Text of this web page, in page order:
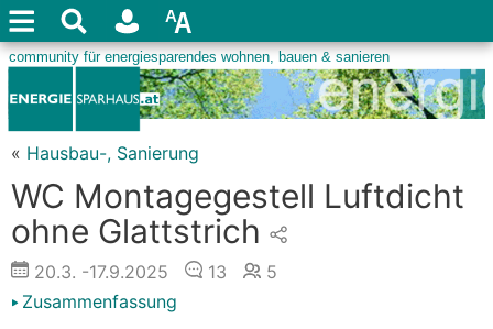
« Hausbau-, Sanierung
WC Montagegestell Luftdicht
ohne Glattstrich
20.3. -17.9.2025 13
5
Zusammenfassung